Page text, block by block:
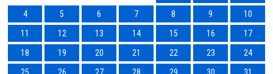
4
5 6 7 8 9
10
11
12 13 14 15 16
17
18
19 20 21 22 23
24